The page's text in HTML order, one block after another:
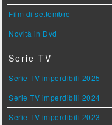
Film di settembre
Novità in Dvd
Serie TV
Serie TV imperdibili 2025
Serie TV imperdibili 2024
Serie TV imperdibili 2023